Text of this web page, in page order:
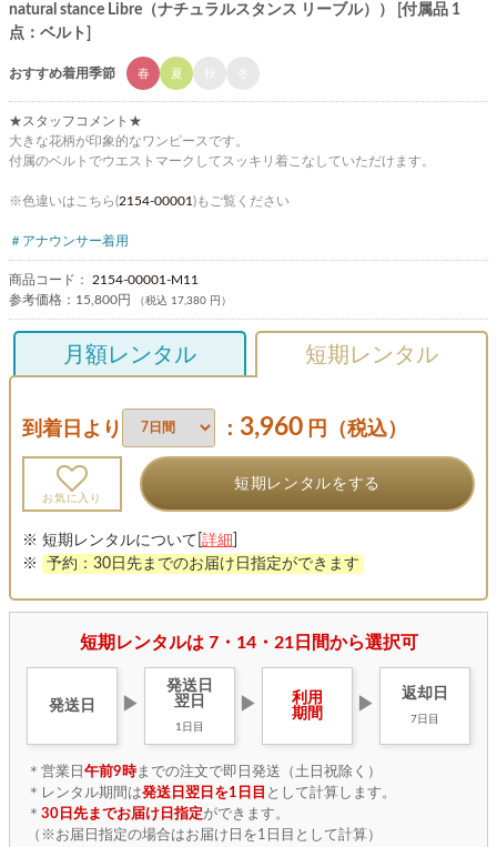
natural stance Libre（ナチュラルスタンス リーブル）） [付属品 1
点：ベルト]
おすすめ着用季節 春 夏
★スタッフコメント★
大きな花柄が印象的なワンピースです。
付属のベルトでウエストマークしてスッキリ着こなしていただけます。
※色違いはこちら(2154-00001)もご覧ください
＃アナウンサー着用
商品コード： 2154-00001-M11
参考価格： 15,800円 （税込 17,380 円）
月額レンタル 短期レンタル
到着日より ： 3,960 円（税込）
お気に入り
短期レンタルをする
※ 短期レンタルについて[ 詳細
※
予約：30日先までのお届け日指定ができます
短期レンタルは 7・14・21日間から選択可
発送日 ▶
発送日
翌日
1日目
▶
利用
期間
▶
返却日
7日目
＊営業日 午前9時までの注文で即日発送（土日祝除く）
＊レンタル期間は発送日翌日を1日目 として計算します。
＊ 30日先までお届け日指定ができます。
（※お届日指定の場合はお届け日を1日目として計算）